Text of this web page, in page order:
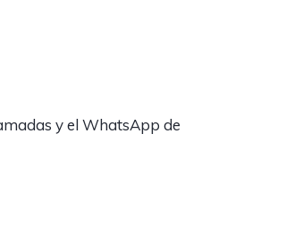
y el WhatsApp de